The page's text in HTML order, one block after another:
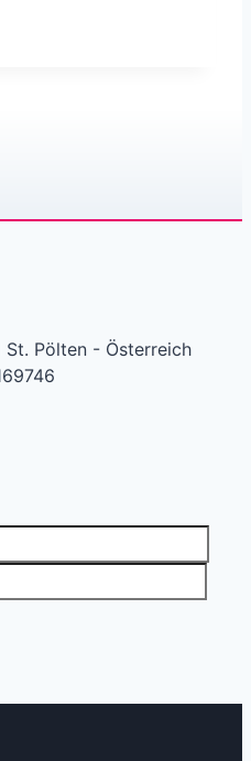
Pölten - Österreich